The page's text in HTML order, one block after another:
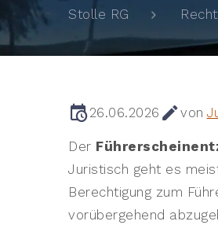
Stolle RG
26.06.2026 von
Der
Juristisch geht es
Berechtigung zum
vorübergehend